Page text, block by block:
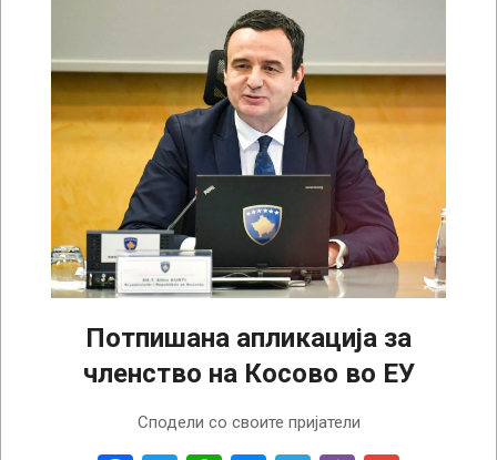
Потпишана апликација за
членство на Косово во ЕУ
Сподели со своите пријатели